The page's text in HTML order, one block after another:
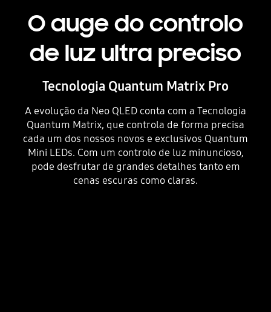
O auge do controlo
de luz ultra preciso
Tecnologia Quantum Matrix Pro
A evolução da Neo QLED conta com a Tecnologia
Quantum Matrix, que controla de forma precisa
cada um dos nossos novos e exclusivos Quantum
Mini LEDs. Com um controlo de luz minuncioso,
pode desfrutar de grandes detalhes tanto em
cenas escuras como claras.